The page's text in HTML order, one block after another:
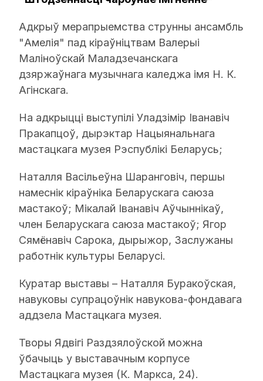
Адкрыў мерапрыемства струнны ансамбль
"Амелія" пад кіраўніцтвам Валерыі
Маліноўскай Маладзечанскага
дзяржаўнага музычнага каледжа імя Н. К.
Агінскага.
На адкрыцці выступілі Уладзімір Іванавіч
Пракапцоў, дырэктар Нацыянальнага
мастацкага музея Рэспублікі Беларусь;
Наталля Васільеўна Шаранговіч, першы
намеснік кіраўніка Беларускага саюза
мастакоў; Мікалай Іванавіч Аўчыннікаў,
член Беларускага саюза мастакоў; Ягор
Сямёнавіч Сарока, дырыжор, Заслужаны
работнік культуры Беларусі.
Куратар выставы – Наталля Буракоўская,
навуковы супрацоўнік навукова-фондавага
аддзела Мастацкага музея.
Творы Ядвігі Раздзялоўской можна
ўбачыць у выставачным корпусе
Мастацкага музея (К. Маркса, 24).